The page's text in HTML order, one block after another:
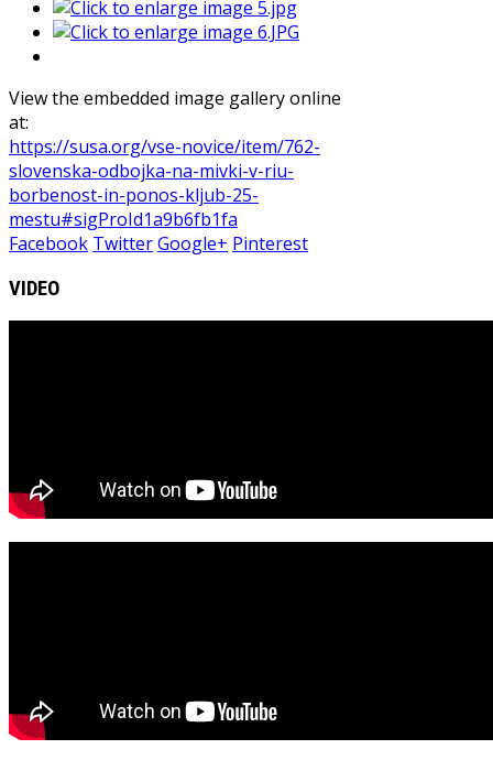
View the embedded image gallery online
at:
https://susa.org/vse-novice/item/762-
slovenska-odbojka-na-mivki-v-riu-
borbenost-in-ponos-kljub-25-
mestu#sigProId1a9b6fb1fa
Facebook TwitterGoogle+ Pinterest
VIDEO